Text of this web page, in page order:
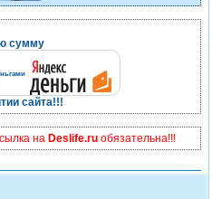
сумму
сайта!!!
на Deslife.ruобязательна!!!